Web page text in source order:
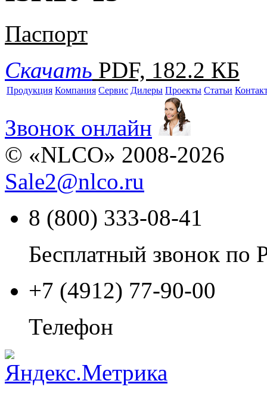
Паспорт
Скачать PDF, 182.2 КБ
Продукция Компания Сервис Дилеры Проекты Статьи
Звонок онлайн
© «NLCO» 2008-2026
Sale2@nlco.ru
8 (800) 333-08-41
Бесплатный звонок по
+7 (4912) 77-90-00
Телефон